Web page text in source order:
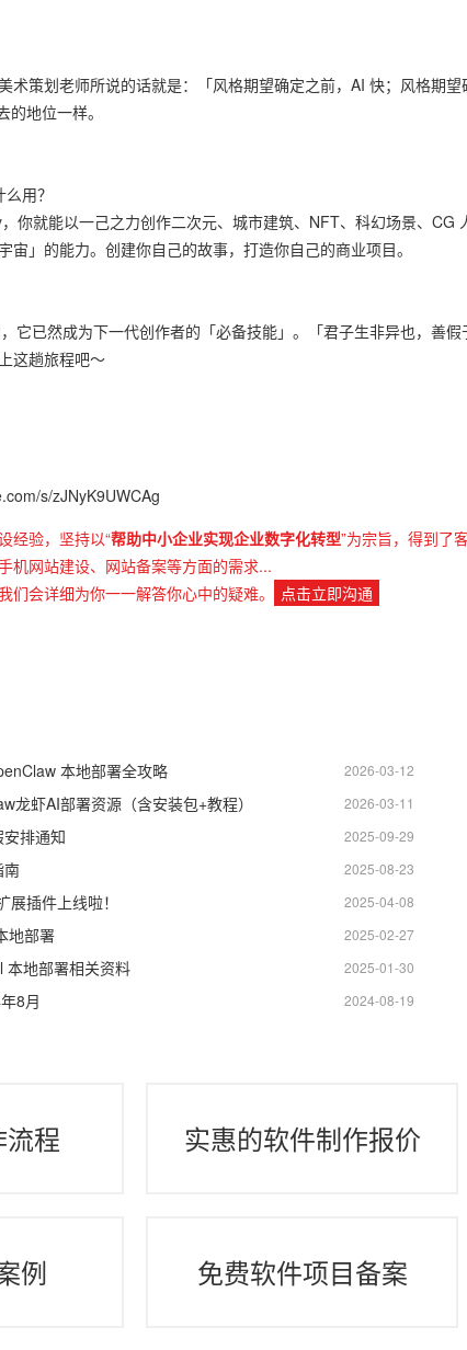
术策划老师所说的话就是：「风格期望确定之前，AI 快；风格期
地位一样。
用？
你就能以一己之力创作二次元、城市建筑、NFT、科幻场景、
宙」的能力。创建你自己的故事，打造你自己的商业项目。
它已然成为下一代创作者的「必备技能」。「君子生非异也，善
这趟旅程吧～
s/zJNyK9UWCAg
经验，坚持以“帮助中小企业实现企业数字化转型”为宗旨，得到了
机网站建设、网站备案等方面的需求...
们会详细为你一一解答你心中的疑难。
点击立即沟通
2026-03-12
本地部署全攻略
2026-03-11
龙虾AI部署资源（含安装包+教程）
2025-09-29
排通知
2025-08-23
南
2025-04-08
插件上线啦！
2025-02-27
地部署
2025-01-30
本地部署相关资料
2024-08-19
8月
程 实惠的软件制作报价
例 免费软件项目备案